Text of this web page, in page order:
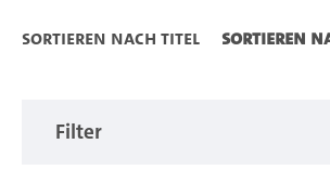
Sortieren nach Titel Sortieren
Filter